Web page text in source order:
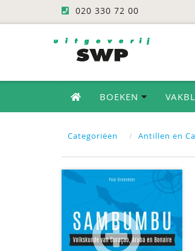
020 330 72 00
BOEKEN
Categoriëen Antillen en